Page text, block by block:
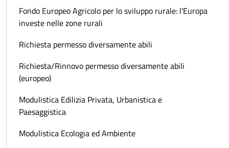
Fondo Europeo Agricolo per lo sviluppo rurale: l'Europa
investe nelle zone rurali
Richiesta permesso diversamente abili
Richiesta/Rinnovo permesso diversamente abili
(europeo)
Modulistica Edilizia Privata, Urbanistica e
Paesaggistica
Modulistica Ecologia ed Ambiente